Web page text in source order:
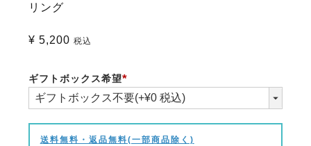
リング
¥ 5,200 税込
ギフトボックス希望
(必
須)
送料無料・返品無料(一部商品除く)